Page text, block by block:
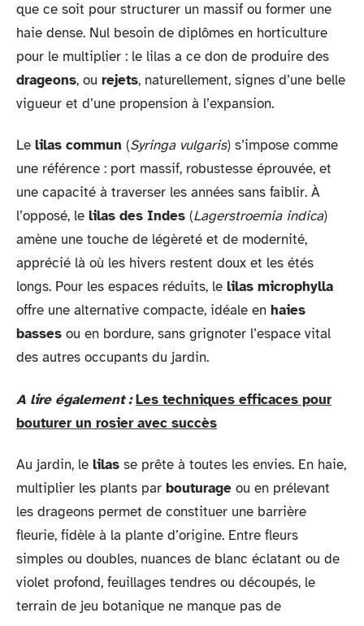
que ce soit pour structurer un massif ou former une
haie dense. Nul besoin de diplômes en horticulture
pour le multiplier : le lilas a ce don de produire des
drageons, ou rejets, naturellement, signes d’une belle
vigueur et d’une propension à l’expansion.
Le lilas commun (Syringa vulgaris) s’impose comme
une référence : port massif, robustesse éprouvée, et
une capacité à traverser les années sans faiblir. À
l’opposé, le lilas des Indes (Lagerstroemia indica)
amène une touche de légèreté et de modernité,
apprécié là où les hivers restent doux et les étés
longs. Pour les espaces réduits, le lilas microphylla
offre une alternative compacte, idéale en haies
basses ou en bordure, sans grignoter l’espace vital
des autres occupants du jardin.
A lire également : Les techniques efficaces pour
bouturer un rosier avec succès
Au jardin, le lilas se prête à toutes les envies. En haie,
multiplier les plants par bouturage ou en prélevant
les drageons permet de constituer une barrière
fleurie, fidèle à la plante d’origine. Entre fleurs
simples ou doubles, nuances de blanc éclatant ou de
violet profond, feuillages tendres ou découpés, le
terrain de jeu botanique ne manque pas de